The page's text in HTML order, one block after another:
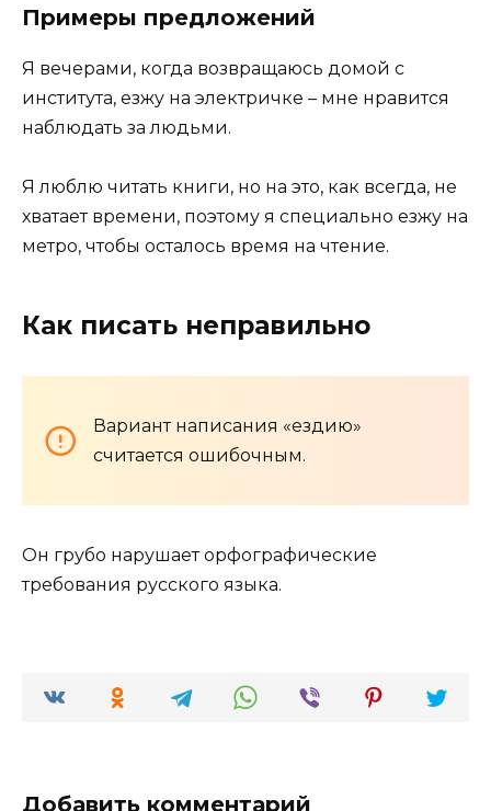
Примеры предложений
Я вечерами, когда возвращаюсь домой с
института, езжу на электричке – мне нравится
наблюдать за людьми.
Я люблю читать книги, но на это, как всегда, не
хватает времени, поэтому я специально езжу на
метро, чтобы осталось время на чтение.
Как писать неправильно
Вариант написания «ездию»
считается ошибочным.
Он грубо нарушает орфографические
требования русского языка.
Добавить комментарий